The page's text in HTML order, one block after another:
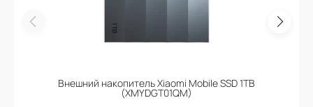
Внешний накопитель Xiaomi Mobile SSD 1TB
(XMYDGT01QM)